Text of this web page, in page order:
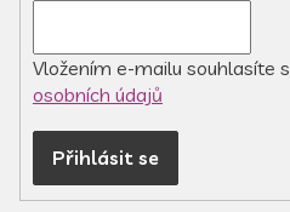
Vložením e-mailu souhlasíte s
osobních údajů
Přihlásit se